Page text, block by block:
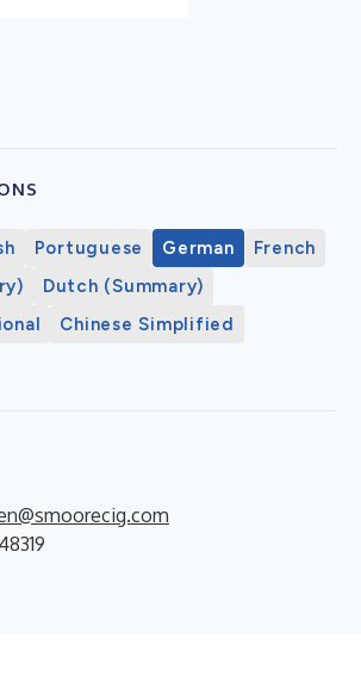
Portuguese German
French
Dutch (Summary)
Chinese Simplified